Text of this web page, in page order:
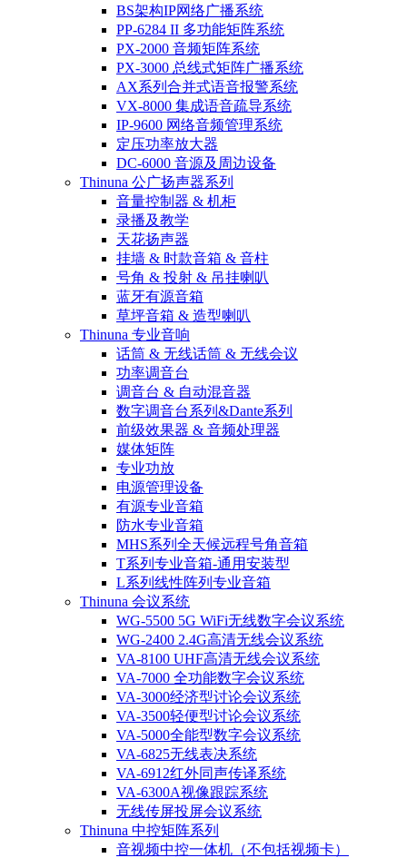
BS架构IP网络广播系统
PP-6284 II 多功能矩阵系统
PX-2000 音频矩阵系统
PX-3000 总线式矩阵广播系统
AX系列合并式语音报警系统
VX-8000 集成语音疏导系统
IP-9600 网络音频管理系统
定压功率放大器
DC-6000 音源及周边设备
Thinuna 公广扬声器系列
音量控制器 & 机柜
录播及教学
天花扬声器
挂墙 & 时款音箱 & 音柱
号角 & 投射 & 吊挂喇叭
蓝牙有源音箱
草坪音箱 & 造型喇叭
Thinuna 专业音响
话筒 & 无线话筒 & 无线会议
功率调音台
调音台 & 自动混音器
数字调音台系列&Dante系列
前级效果器 & 音频处理器
媒体矩阵
专业功放
电源管理设备
有源专业音箱
防水专业音箱
MHS系列全天候远程号角音箱
T系列专业音箱-通用安装型
L系列线性阵列专业音箱
Thinuna 会议系统
WG-5500 5G WiFi无线数字会议系统
WG-2400 2.4G高清无线会议系统
VA-8100 UHF高清无线会议系统
VA-7000 全功能数字会议系统
VA-3000经济型讨论会议系统
VA-3500轻便型讨论会议系统
VA-5000全能型数字会议系统
VA-6825无线表决系统
VA-6912红外同声传译系统
VA-6300A视像跟踪系统
无线传屏投屏会议系统
Thinuna 中控矩阵系列
音视频中控一体机（不包括视频卡）